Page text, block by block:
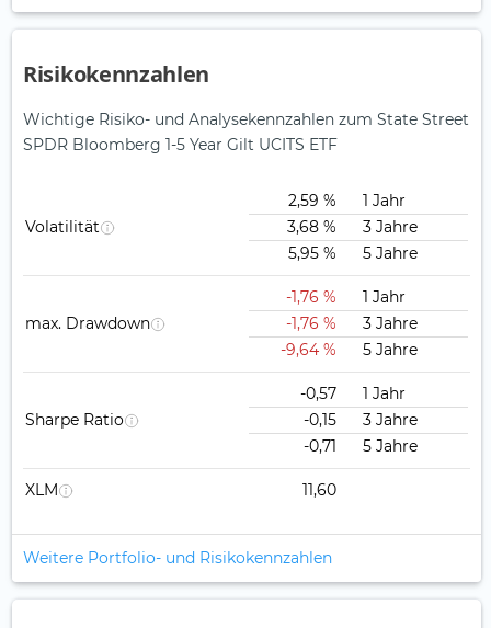
Risikokennzahlen
Wichtige Risiko- und Analysekennzahlen zum State Street
SPDR Bloomberg 1-5 Year Gilt UCITS ETF
Volatilität
2,59 %
1 Jahr
3,68 %
3 Jahre
5,95 %
5 Jahre
max. Drawdown
-1,76 %
1 Jahr
-1,76 %
3 Jahre
-9,64 %
5 Jahre
Sharpe Ratio
-0,57
1 Jahr
-0,15
3 Jahre
-0,71
5 Jahre
XLM 11,60
Weitere Portfolio- und Risikokennzahlen